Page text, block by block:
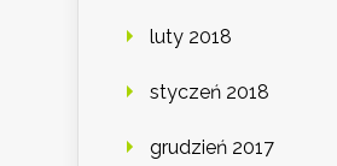
luty 2018
styczeń 2018
grudzień 2017